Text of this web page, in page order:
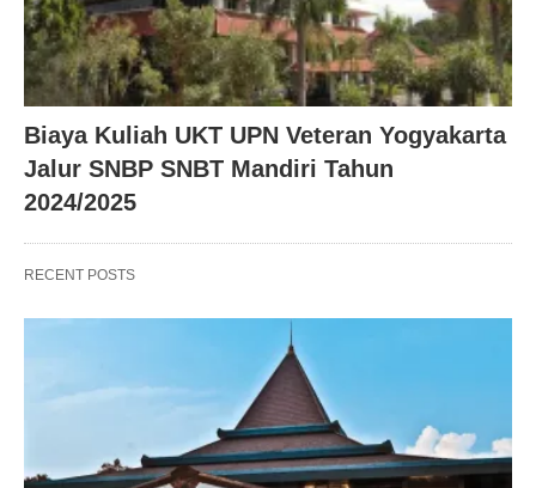
Biaya Kuliah UKT UPN Veteran Yogyakarta
Jalur SNBP SNBT Mandiri Tahun
2024/2025
RECENT POSTS